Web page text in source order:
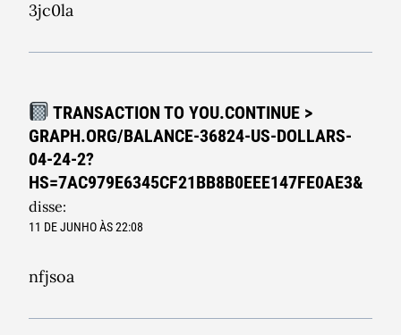
3jc0la
TRANSACTION TO YOU.CONTINUE >
GRAPH.ORG/BALANCE-36824-US-DOLLARS-
04-24-2?
HS=7AC979E6345CF21BB8B0EEE147FE0AE3&
disse:
11 DE JUNHO ÀS 22:08
nfjsoa